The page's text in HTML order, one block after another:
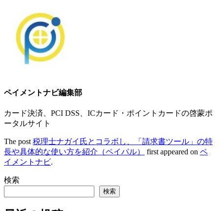
ペイメントナビ編集部
カード決済、PCI DSS、ICカード・ポイントカードの啓蒙ポ
ータルサイト
The post 税理士ナガイ氏とコラボし、「請求書ツール」の特
長や具体的な使い方を紹介（ペイパル）
first appeared on ペ
イメントナビ.
検索
検索